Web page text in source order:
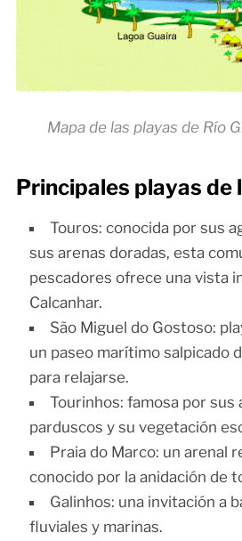
Mapa de las playas de Río
Principales playas de
Touros: conocida por sus
sus arenas doradas, esta
pescadores ofrece una vista
Calcanhar.
São Miguel do Gostoso:
un paseo marítimo salpicado
para relajarse.
Tourinhos: famosa por sus
parduscos y su vegetación
Praia do Marco: un arenal
conocido por la anidación de
Galinhos: una invitación a
fluviales y marinas.